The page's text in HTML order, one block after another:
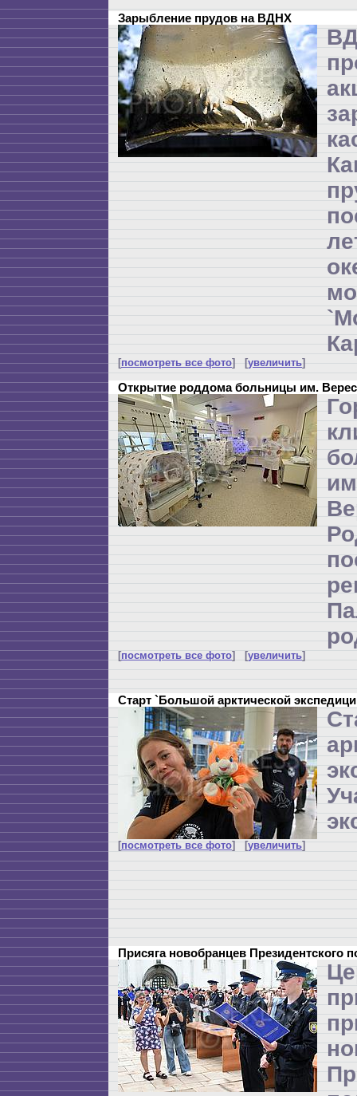
Зарыбление прудов на ВДНХ
[посмотреть все фото] [увеличить]
Открытие роддома больницы им.
[посмотреть все фото] [увеличить]
Старт `Большой арктической
[посмотреть все фото] [увеличить]
Присяга новобранцев Президентского